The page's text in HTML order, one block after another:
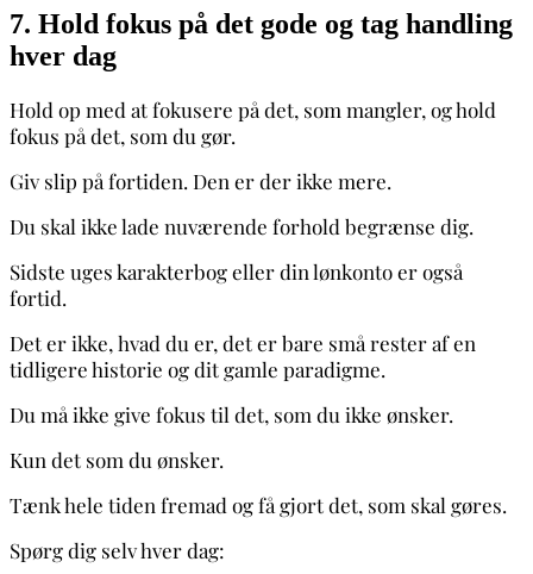
7. Hold fokus på det gode og tag handling
hver dag
Hold op med at fokusere på det, som mangler, og hold
fokus på det, som du gør.
Giv slip på fortiden. Den er der ikke mere.
Du skal ikke lade nuværende forhold begrænse dig.
Sidste uges karakterbog eller din lønkonto er også
fortid.
Det er ikke, hvad du er, det er bare små rester af en
tidligere historie og dit gamle paradigme.
Du må ikke give fokus til det, som du ikke ønsker.
Kun det som du ønsker.
Tænk hele tiden fremad og få gjort det, som skal gøres.
Spørg dig selv hver dag: